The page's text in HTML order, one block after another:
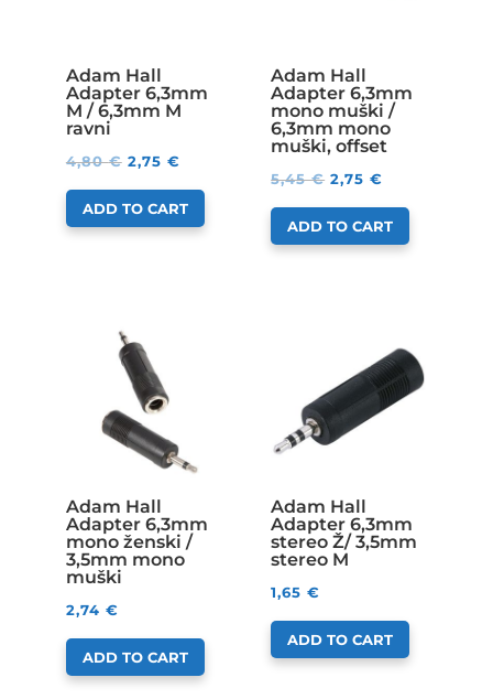
Adam Hall
Adapter 6,3mm
M / 6,3mm M
ravni
4,80€ 2,75 €
ADD TO CART
Adam Hall
Adapter 6,3mm
mono muški /
6,3mm mono
muški, offset
5,45€ 2,75€
ADD TO CART
Adam Hall
Adapter 6,3mm
mono ženski /
3,5mm mono
muški
2,74 €
ADD TO CART
Adam Hall
Adapter 6,3mm
stereo Ž/ 3,5mm
stereo M
1,65€
ADD TO CART